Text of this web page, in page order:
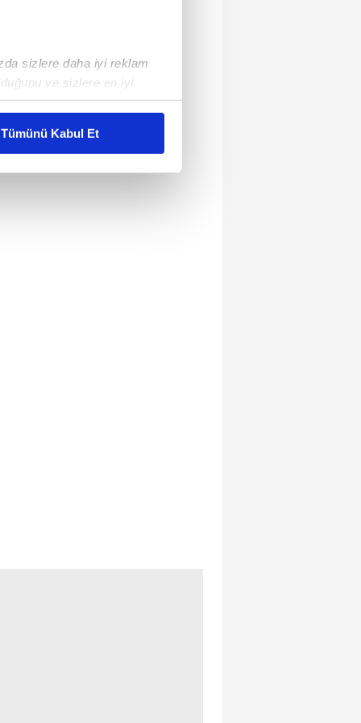
sizlere daha iyi reklam
ve sizlere en iyi
karşılamak
kullanılmaktadır. Bu
ve sizlere yönelik
ve sitemizde ilgili
Tümünü Kabul Et